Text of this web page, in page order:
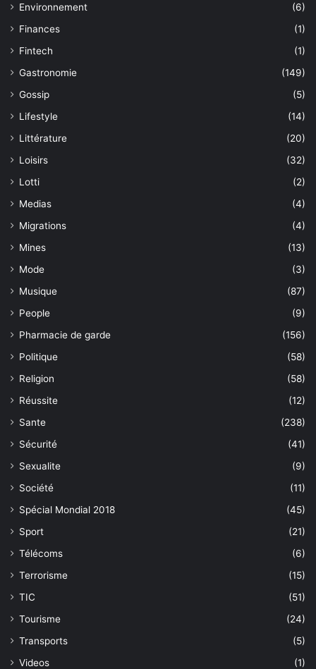
Environnement
(6)
Finances
(1)
Fintech
(1)
Gastronomie
(149)
Gossip
(5)
Lifestyle
(14)
Littérature
(20)
Loisirs
(32)
Lotti
(2)
Medias
(4)
Migrations
(4)
Mines
(13)
Mode
(3)
Musique
(87)
People
(9)
Pharmacie de garde
(156)
Politique
(58)
Religion
(58)
Réussite
(12)
Sante
(238)
Sécurité
(41)
Sexualite
(9)
Société
(11)
Spécial Mondial 2018
(45)
Sport
(21)
Télécoms
(6)
Terrorisme
(15)
TIC
(51)
Tourisme
(24)
Transports
(5)
Videos
(1)